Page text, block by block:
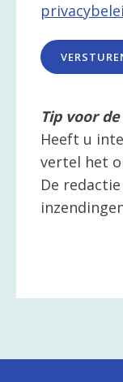
Tip voor
Heeft u
vertel het
De